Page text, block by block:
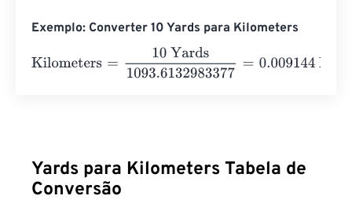
Exemplo: Converter 10 Yards para Kilometers
Kilometers
1093.6132983377 =0.009144
Yards para Kilometers Tabela de
Conversão